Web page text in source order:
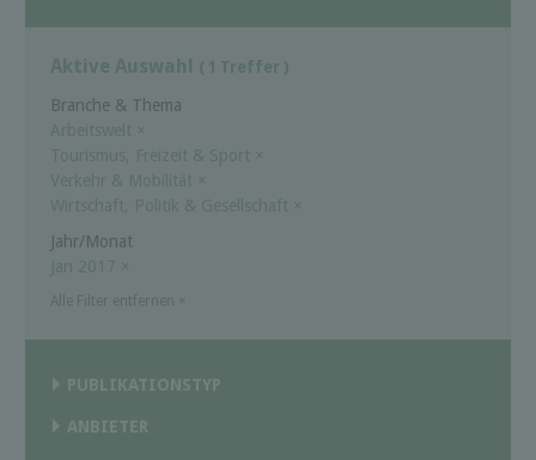
Aktive Auswahl ( 1 Treffer )
Branche & Thema
Arbeitswelt ×
Tourismus, Freizeit & Sport ×
Verkehr & Mobilität ×
Wirtschaft, Politik & Gesellschaft ×
Jahr/Monat
Jan 2017 ×
PUBLIKATIONSTYP
ANBIETER